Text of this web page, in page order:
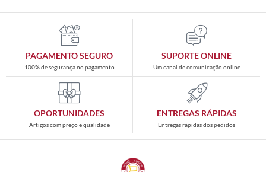
PAGAMENTO SEGURO
100% de segurança no pagamento
SUPORTE ONLINE
Um canal de comunicação online
OPORTUNIDADES
Artigos com preço e qualidade
ENTREGAS RÁPIDAS
Entregas rápidas dos pedidos